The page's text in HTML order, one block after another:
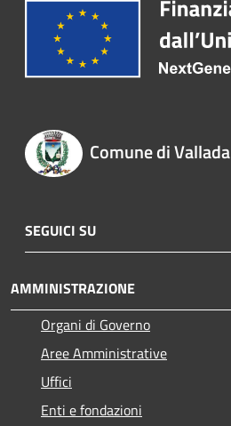
Comune di
SEGUICI SU
AMMINISTRAZIONE
Organi di Governo
Aree Amministrative
Uffici
Enti e fondazioni